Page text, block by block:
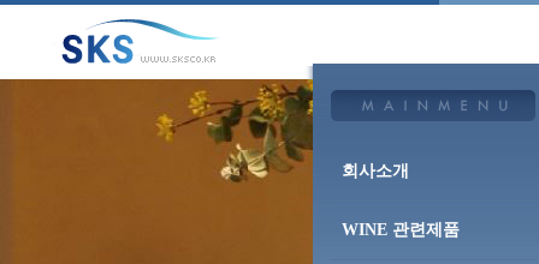
회사소개
WINE 관련제품